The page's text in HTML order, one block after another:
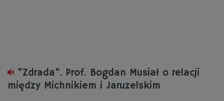
"Zdrada". Prof. Bogdan Musiał o relacji
między Michnikiem i Jaruzelskim